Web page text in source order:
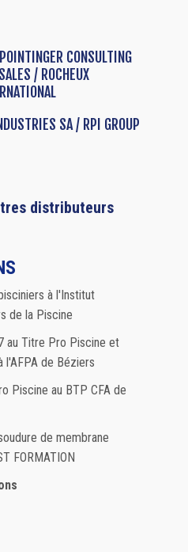
CONSULTING
/ ROCHEUX
SA / RPI GROUP
distributeurs
à l'Institut
de la Piscine
au Titre Pro Piscine et
l'AFPA de Béziers
Piscine au BTP CFA de
de membrane
FORMATION